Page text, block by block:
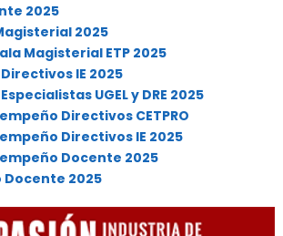
2025
2025
Magisterial ETP 2025
IE 2025
UGEL y DRE 2025
Directivos CETPRO
Directivos IE 2025
Docente 2025
2025